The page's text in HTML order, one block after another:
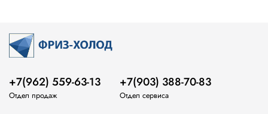
+7(962) 559-63-13
Отдел продаж
+7(903) 388-70-83
Отдел сервиса